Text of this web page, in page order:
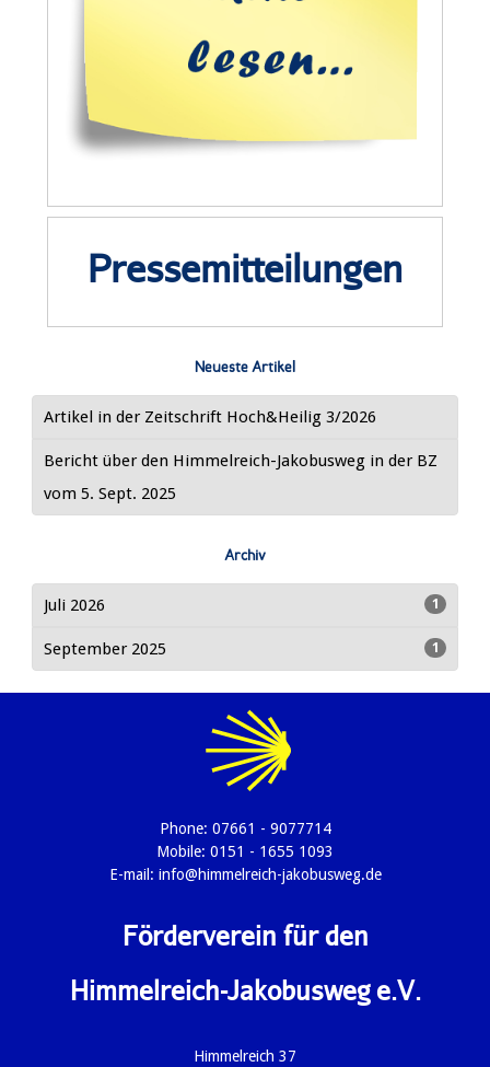
Pressemitteilungen
Neueste Artikel
Artikel in der Zeitschrift Hoch&Heilig 3/2026
Bericht über den Himmelreich-Jakobusweg in der BZ
vom 5. Sept. 2025
Archiv
1
Juli 2026
1
September 2025
Phone: 07661 - 9077714
Mobile: 0151 - 1655 1093
E-mail: info@himmelreich-jakobusweg.de
Förderverein für den
Himmelreich-Jakobusweg e.V.
Himmelreich 37